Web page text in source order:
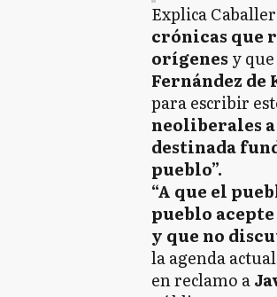
Explica
crónicas que
orígenes y
Fernández
para escribir
neoliberales
destinada
pueblo”.
“A que el
pueblo
y que no
la agenda
en reclamo a